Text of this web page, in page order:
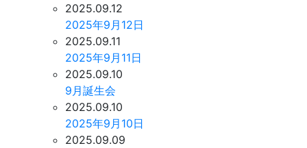
2025.09.12
2025年9月12日
2025.09.11
2025年9月11日
2025.09.10
9月誕生会
2025.09.10
2025年9月10日
2025.09.09